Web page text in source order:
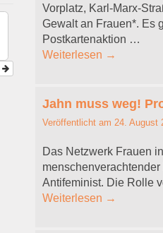
Vorplatz, Karl-Marx-
Gewalt an Frauen*. Es
Postkartenaktion …
Weiterlesen →
Jahn muss weg!
Veröffentlicht am 24. August
Das Netzwerk Frauen
Antifeminist. Die Rolle
Weiterlesen →